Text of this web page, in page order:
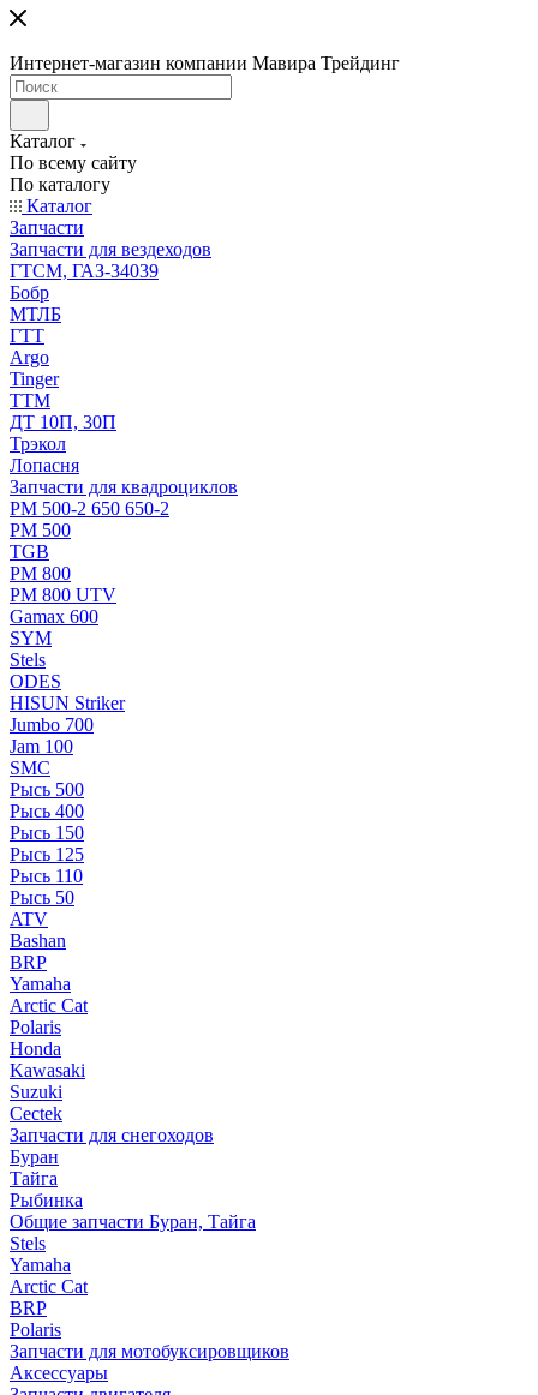
Интернет-магазин компании Мавира Трейдинг
Каталог
По всему сайту
По каталогу
Каталог
Запчасти
Запчасти для вездеходов
ГТСМ, ГАЗ-34039
Бобр
МТЛБ
ГТТ
Argo
Tinger
ТТМ
ДТ 10П, 30П
Трэкол
Лопасня
Запчасти для квадроциклов
РМ 500-2 650 650-2
РМ 500
TGB
РМ 800
РМ 800 UTV
Gamax 600
SYM
Stels
ОDЕS
HISUN Striker
Jumbo 700
Jam 100
SMC
Рысь 500
Рысь 400
Рысь 150
Рысь 125
Рысь 110
Рысь 50
ATV
Bashan
BRP
Yamaha
Arctic Cat
Polaris
Honda
Kawasaki
Suzuki
Cectek
Запчасти для снегоходов
Буран
Тайга
Рыбинка
Общие запчасти Буран, Тайга
Stels
Yamaha
Arctic Cat
BRP
Polaris
Запчасти для мотобуксировщиков
Аксессуары